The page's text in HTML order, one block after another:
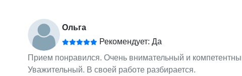
Ольга
Рекомендует: Да
Прием понравился. Очень внимательный и
Уважительный. В своей работе разбирается.